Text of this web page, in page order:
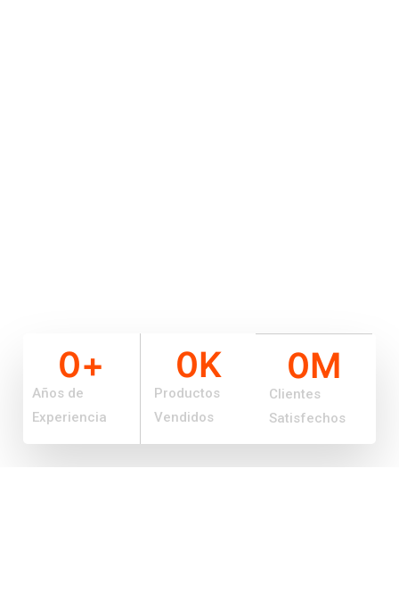
Años de
Experiencia
0+
Productos
Vendidos
0K
Clientes
Satisfechos
0M